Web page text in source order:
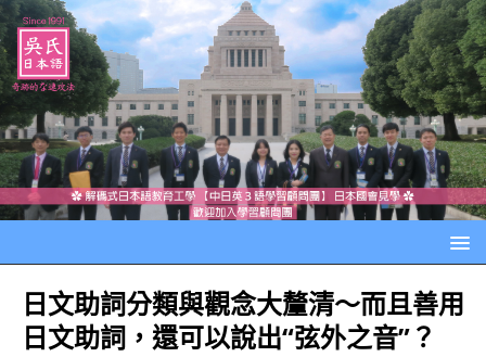
日文助詞分類與觀念大釐清～而且善用
日文助詞，還可以說出“弦外之音”？